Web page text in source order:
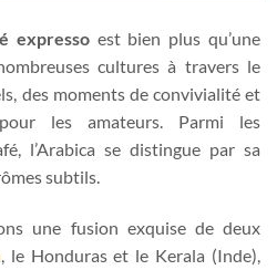
expressoest bien plus qu’une
cultures à travers le
des moments de convivialité et
les amateurs. Parmi les
l’Arabica se distingue par sa
subtils.
une fusion exquise de deux
, le Honduras et le Kerala (Inde),